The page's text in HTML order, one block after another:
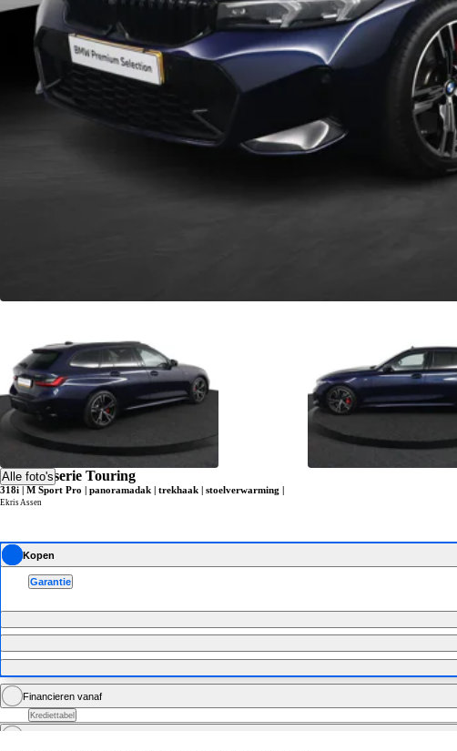
Fleetsales
Slimme BMW en MINI oplossingen voor uw wagenpark.
Alle foto's
BMW 3-serie Touring
318i | M Sport Pro | panoramadak | trekhaak | stoelverwarming |
Ekris Assen
Kopen
Garantie
Financieren vanaf
Krediettabel